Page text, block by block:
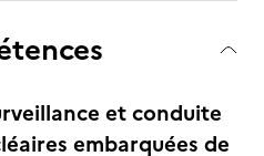
et conduite
embarquées de